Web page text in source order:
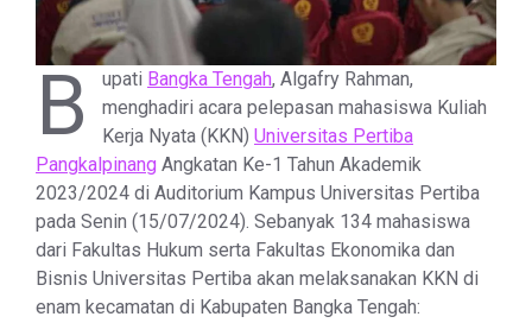
B upati Bangka Tengah, Algafry Rahman,
menghadiri acara pelepasan mahasiswa Kuliah
Kerja Nyata (KKN) Universitas Pertiba
Pangkalpinang Angkatan Ke-1 Tahun Akademik
2023/2024 di Auditorium Kampus Universitas Pertiba
pada Senin (15/07/2024). Sebanyak 134 mahasiswa
dari Fakultas Hukum serta Fakultas Ekonomika dan
Bisnis Universitas Pertiba akan melaksanakan KKN di
enam kecamatan di Kabupaten Bangka Tengah: